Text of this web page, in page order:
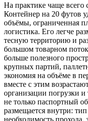
На практике чаще
Контейнер на 20 футов
объёмы, ограниченная
логистика. Его легче
тесную территорию и
большом товарном
больше полезного
крупных партий,
экономия на объёме в
вместе с этим
организации погрузки
не только паспортный
размещается внутри:
необходимость прохода,